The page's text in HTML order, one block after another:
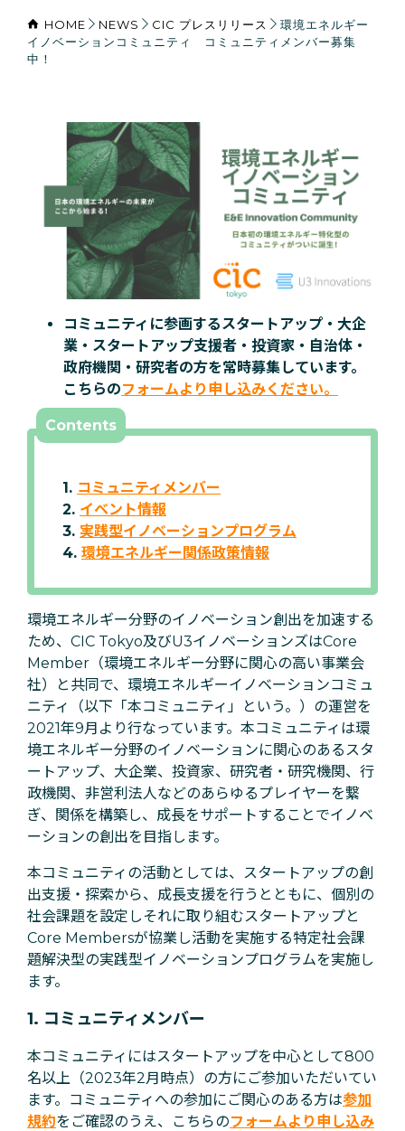
HOME NEWS CIC プレスリリース
環境エネルギー
イノベーションコミュニティ コミュニティメンバー募集
中！
コミュニティに参画するスタートアップ・大企
業・スタートアップ支援者・投資家・自治体・
政府機関・研究者の方を常時募集しています。
こちらのフォームより申し込みください。
Contents
1. コミュニティメンバー
2. イベント情報
3. 実践型イノベーションプログラム
4. 環境エネルギー関係政策情報
環境エネルギー分野のイノベーション創出を加速する
ため、CIC Tokyo及びU3イノベーションズはCore
Member（環境エネルギー分野に関心の高い事業会
社）と共同で、環境エネルギーイノベーションコミュ
ニティ（以下「本コミュニティ」という。）の運営を
2021年9月より行なっています。本コミュニティは環
境エネルギー分野のイノベーションに関心のあるスタ
ートアップ、大企業、投資家、研究者・研究機関、行
政機関、非営利法人などのあらゆるプレイヤーを繋
ぎ、関係を構築し、成長をサポートすることでイノベ
ーションの創出を目指します。
本コミュニティの活動としては、スタートアップの創
出支援・探索から、成長支援を行うとともに、個別の
社会課題を設定しそれに取り組むスタートアップと
Core Membersが協業し活動を実施する特定社会課
題解決型の実践型イノベーションプログラムを実施し
ます。
1. コミュニティメンバー
本コミュニティにはスタートアップを中心として800
名以上（2023年2月時点）の方にご参加いただいてい
ます。コミュニティへの参加にご関心のある方は参加
規約をご確認のうえ、こちらのフォームより申し込み